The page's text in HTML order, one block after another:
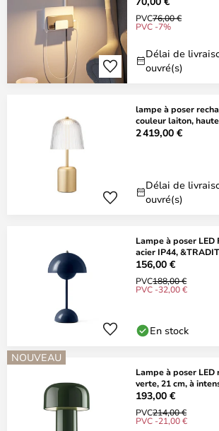
PVC76,00 €
PVC -7%
Délai de
ouvré(s)
lampe à poser
couleur laiton,
2 419,00 €
Délai de
ouvré(s)
Lampe à poser
acier IP44,
156,00 €
PVC188,00 €
PVC -32,00 €
En stock
NOUVEAU
Lampe à poser
verte, 21 cm, à
193,00 €
PVC214,00 €
PVC -21,00 €